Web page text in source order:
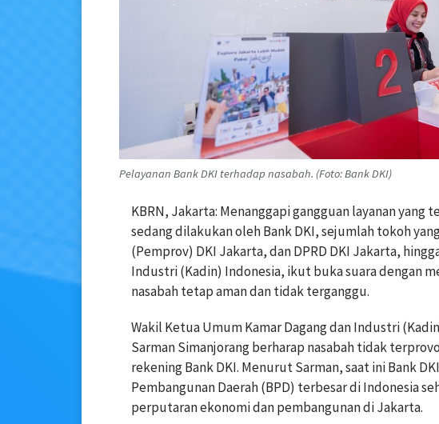
Pelayanan Bank DKI terhadap nasabah. (Foto: Bank DKI)
KBRN, Jakarta: Menanggapi gangguan layanan
sedang dilakukan oleh Bank DKI, sejumlah tokoh
(Pemprov) DKI Jakarta, dan DPRD DKI Jakarta,
Industri (Kadin) Indonesia, ikut buka suara dengan
nasabah tetap aman dan tidak terganggu.
Wakil Ketua Umum Kamar Dagang dan Industri
Sarman Simanjorang berharap nasabah tidak
rekening Bank DKI. Menurut Sarman, saat ini Bank
Pembangunan Daerah (BPD) terbesar di Indonesia
perputaran ekonomi dan pembangunan di Jakarta.